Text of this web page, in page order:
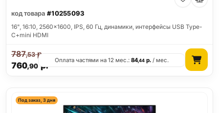
код товара #10255093
16", 16:10, 2560x1600, IPS, 60 Гц, динамики, интерфейсы USB Type-
C+mini HDMI
760,90р.
787,53р.
Оплата частями на 12 мес.:84,44 р. / мес.
Под заказ, 3 дня